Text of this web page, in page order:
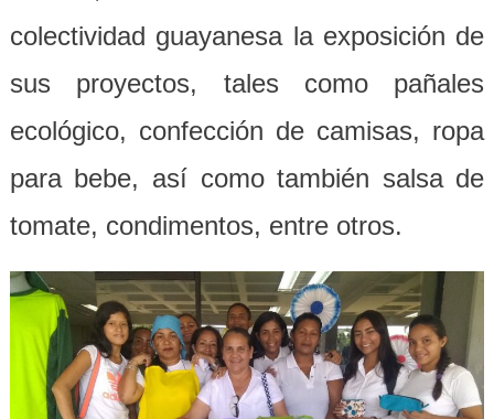
colectividad guayanesa la exposición de
sus proyectos, tales como pañales
ecológico, confección de camisas, ropa
para bebe, así como también salsa de
tomate, condimentos, entre otros.